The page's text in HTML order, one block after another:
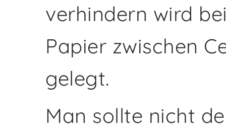
verhindern wird
Papier zwischen
gelegt.
Man sollte nicht